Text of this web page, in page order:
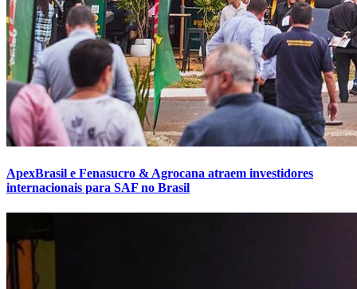
ApexBrasil e Fenasucro & Agrocana atraem investidores
internacionais para SAF no Brasil